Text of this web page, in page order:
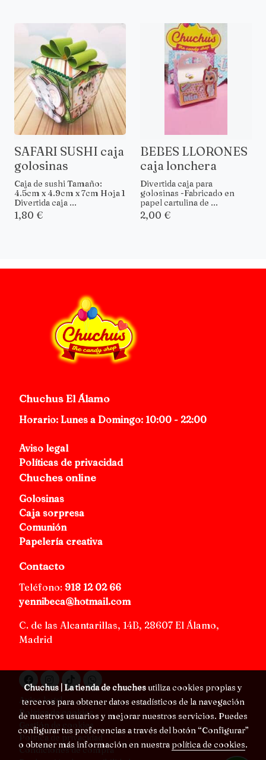
SAFARI SUSHI caja
golosinas
Caja de sushi Tamaño:
4.5cm x 4.9cm x 7cm Hoja 1
Divertida caja ...
1,80 €
BEBES LLORONES
caja lonchera
Divertida caja para
golosinas -Fabricado en
papel cartulina de ...
2,00 €
Chuchus El Álamo
Horario: Lunes a Domingo: 10:00 - 22:00
Aviso legal
Políticas de privacidad
Chuches online
Golosinas
Caja sorpresa
Comunión
Papelería creativa
Contacto
Teléfono: 918 12 02 66
yennibeca@hotmail.com
C. de las Alcantarillas, 14B, 28607 El Álamo,
Madrid
Aviso legal
Política de cookies
Gestión de cookies
Política de privacidad
Condiciones de compra
Chuchus | La tienda de chuchesutiliza cookies propias y
terceros para obtener datos estadísticos de la navegación
de nuestros usuarios y mejorar nuestros servicios. Puedes
configurar tus preferencias a través del botón “Configurar”
o obtener más información en nuestra política de cookies.